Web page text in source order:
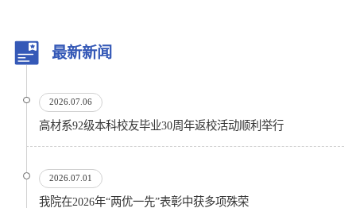
最新新闻
2026.07.06
高材系92级本科校友毕业30周年返校活动顺利举行
2026.07.01
我院在2026年“两优一先”表彰中获多项殊荣